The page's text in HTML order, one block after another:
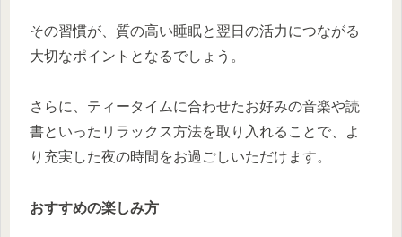
その習慣が、質の高い睡眠と翌日の活力につながる
大切なポイントとなるでしょう。
さらに、ティータイムに合わせたお好みの音楽や読
書といったリラックス方法を取り入れることで、よ
り充実した夜の時間をお過ごしいただけます。
おすすめの楽しみ方